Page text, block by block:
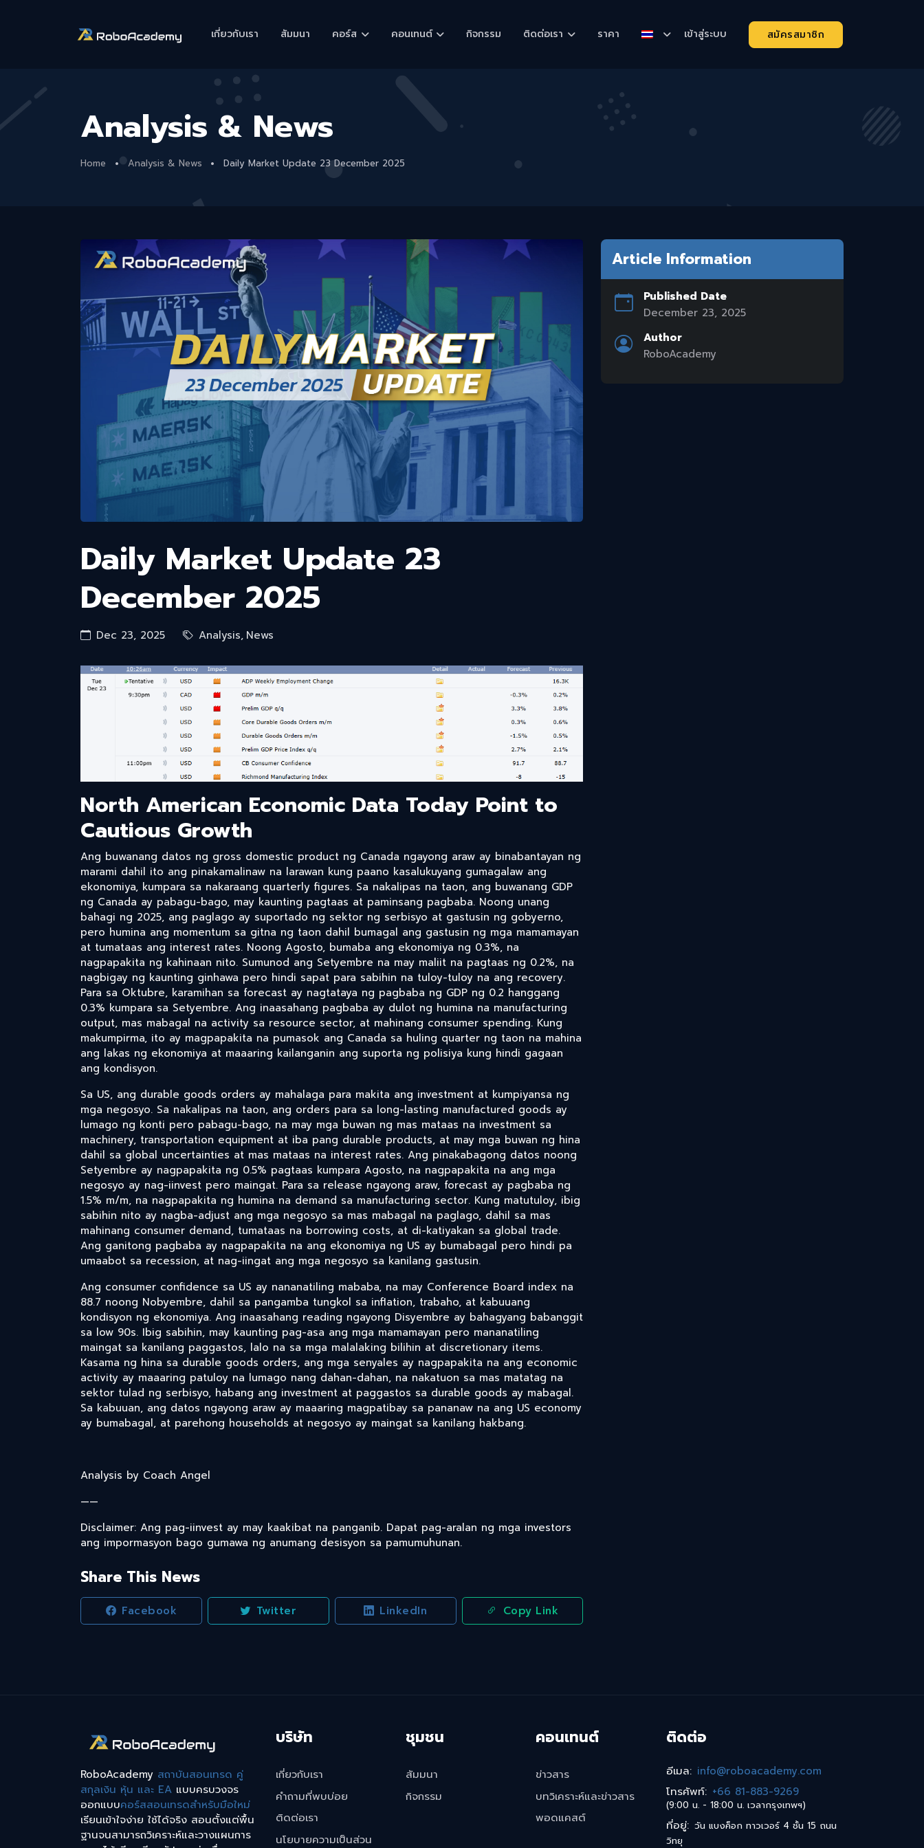
เกี่ยวกับเรา สัมมนา คอร์ส คอนเทนต์ กิจกรรม ติดต่อเรา ราคา เข้าสู่ระบบ สมัครสมาชิก
Analysis & News
Home Analysis & News Daily Market Update 23 December 2025
Daily Market Update 23
December 2025
Dec 23, 2025 Analysis, News
North American Economic Data Today Point to
Cautious Growth
Ang buwanang datos ng gross domestic product ng Canada ngayong araw ay binabantayan ng
marami dahil ito ang pinakamalinaw na larawan kung paano kasalukuyang gumagalaw ang
ekonomiya, kumpara sa nakaraang quarterly figures. Sa nakalipas na taon, ang buwanang GDP
ng Canada ay pabagu-bago, may kaunting pagtaas at paminsang pagbaba. Noong unang
bahagi ng 2025, ang paglago ay suportado ng sektor ng serbisyo at gastusin ng gobyerno,
pero humina ang momentum sa gitna ng taon dahil bumagal ang gastusin ng mga mamamayan
at tumataas ang interest rates. Noong Agosto, bumaba ang ekonomiya ng 0.3%, na
nagpapakita ng kahinaan nito. Sumunod ang Setyembre na may maliit na pagtaas ng 0.2%, na
nagbigay ng kaunting ginhawa pero hindi sapat para sabihin na tuloy-tuloy na ang recovery.
Para sa Oktubre, karamihan sa forecast ay nagtataya ng pagbaba ng GDP ng 0.2 hanggang
0.3% kumpara sa Setyembre. Ang inaasahang pagbaba ay dulot ng humina na manufacturing
output, mas mabagal na activity sa resource sector, at mahinang consumer spending. Kung
makumpirma, ito ay magpapakita na pumasok ang Canada sa huling quarter ng taon na mahina
ang lakas ng ekonomiya at maaaring kailanganin ang suporta ng polisiya kung hindi gagaan
ang kondisyon.
Sa US, ang durable goods orders ay mahalaga para makita ang investment at kumpiyansa ng
mga negosyo. Sa nakalipas na taon, ang orders para sa long-lasting manufactured goods ay
lumago ng konti pero pabagu-bago, na may mga buwan ng mas mataas na investment sa
machinery, transportation equipment at iba pang durable products, at may mga buwan ng hina
dahil sa global uncertainties at mas mataas na interest rates. Ang pinakabagong datos noong
Setyembre ay nagpapakita ng 0.5% pagtaas kumpara Agosto, na nagpapakita na ang mga
negosyo ay nag-iinvest pero maingat. Para sa release ngayong araw, forecast ay pagbaba ng
1.5% m/m, na nagpapakita ng humina na demand sa manufacturing sector. Kung matutuloy, ibig
sabihin nito ay nagba-adjust ang mga negosyo sa mas mabagal na paglago, dahil sa mas
mahinang consumer demand, tumataas na borrowing costs, at di-katiyakan sa global trade.
Ang ganitong pagbaba ay nagpapakita na ang ekonomiya ng US ay bumabagal pero hindi pa
umaabot sa recession, at nag-iingat ang mga negosyo sa kanilang gastusin.
Ang consumer confidence sa US ay nananatiling mababa, na may Conference Board index na
88.7 noong Nobyembre, dahil sa pangamba tungkol sa inflation, trabaho, at kabuuang
kondisyon ng ekonomiya. Ang inaasahang reading ngayong Disyembre ay bahagyang babanggit
sa low 90s. Ibig sabihin, may kaunting pag-asa ang mga mamamayan pero mananatiling
maingat sa kanilang paggastos, lalo na sa mga malalaking bilihin at discretionary items.
Kasama ng hina sa durable goods orders, ang mga senyales ay nagpapakita na ang economic
activity ay maaaring patuloy na lumago nang dahan-dahan, na nakatuon sa mas matatag na
sektor tulad ng serbisyo, habang ang investment at paggastos sa durable goods ay mabagal.
Sa kabuuan, ang datos ngayong araw ay maaaring magpatibay sa pananaw na ang US economy
ay bumabagal, at parehong households at negosyo ay maingat sa kanilang hakbang.
Analysis by Coach Angel
——
Disclaimer: Ang pag-iinvest ay may kaakibat na panganib. Dapat pag-aralan ng mga investors
ang impormasyon bago gumawa ng anumang desisyon sa pamumuhunan.
Share This News
Facebook Twitter LinkedIn Copy Link
Article Information
Published Date
December 23, 2025
Author
RoboAcademy
RoboAcademy สถาบันสอนเทรด คู่
สกุลเงิน หุ้น และ EA แบบครบวงจร
ออกแบบคอร์สสอนเทรดสำหรับมือใหม่
เรียนเข้าใจง่าย ใช้ได้จริง สอนตั้งแต่พื้น
ฐานจนสามารถวิเคราะห์และวางแผนการ
บริษัท
เกี่ยวกับเรา
คำถามที่พบบ่อย
ติดต่อเรา
นโยบายความเป็นส่วน
ชุมชน
สัมมนา
กิจกรรม
คอนเทนต์
ข่าวสาร
บทวิเคราะห์และข่าวสาร
พอดแคสต์
ติดต่อ
อีเมล: info@roboacademy.com
โทรศัพท์: +66 81-883-9269
(9:00 น. - 18:00 น. เวลากรุงเทพฯ)
ที่อยู่: วัน แบงค็อก ทาวเวอร์ 4 ชั้น 15 ถนน
วิทยุ